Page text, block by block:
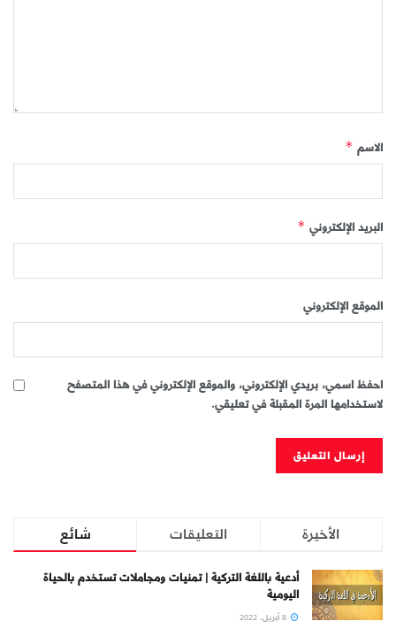
الاسم *
البريد الإلكتروني *
الموقع الإلكتروني
احفظ اسمي، بريدي الإلكتروني، والموقع الإلكتروني في هذا المتصفح
لاستخدامها المرة المقبلة في تعليقي.
شائع التعليقات الأخيرة
أدعية باللغة التركية | تمنيات ومجاملات تستخدم بالحياة
اليومية